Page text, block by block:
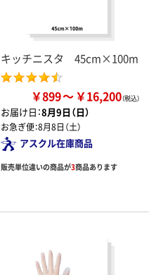
キッチニスタ 45cm×100m
￥899 ￥16,200
お届け日：8月9日（日）
お急ぎ便：8月8日（土）
アスクル在庫商品
販売単位違いの商品が3商品あります